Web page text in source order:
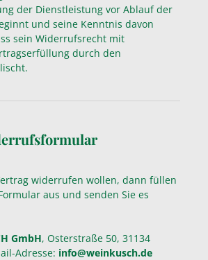
der Dienstleistung vor Ablauf der
und seine Kenntnis davon
sein Widerrufsrecht mit
durch den
widerrufen wollen, dann füllen
aus und senden Sie es
GmbH, Osterstraße 50, 31134
Adresse: info@weinkusch.de